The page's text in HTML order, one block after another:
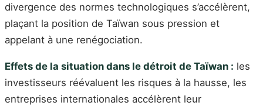
divergence des normes technologiques s’accélèrent,
plaçant la position de Taïwan sous pression et
appelant à une renégociation.
Effets de la situation dans le détroit de Taïwan : les
investisseurs réévaluent les risques à la hausse, les
entreprises internationales accélèrent leur